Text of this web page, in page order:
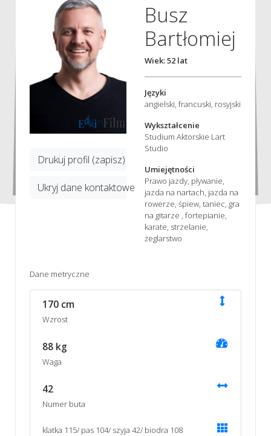
Drukuj profil (zapisz)
Ukryj dane kontaktowe
Busz
Bartłomiej
Wiek: 52 lat
Języki
angielski, francuski, rosyjski
Wykształcenie
Studium Aktorskie Lart
Studio
Umiejętności
Prawo jazdy, pływanie,
jazda na nartach, jazda na
rowerze, śpiew, taniec, gra
na gitarze , fortepianie,
karate, strzelanie,
żeglarstwo
Dane metryczne
170 cm
Wzrost
88 kg
Waga
42
Numer buta
klatka 115/ pas 104/ szyja 42/ biodra 108